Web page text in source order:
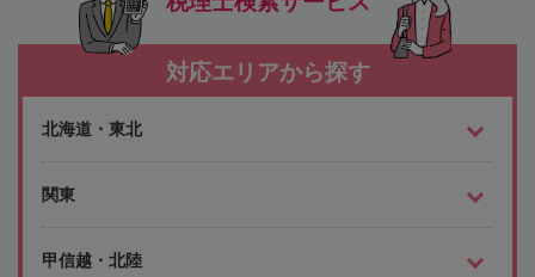
対応エリアから探す
北海道・東北
関東
甲信越・北陸